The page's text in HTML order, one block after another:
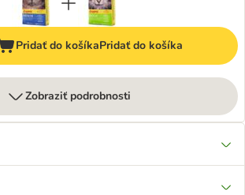
Pridať do košíkaPridať do košíka
Zobraziť podrobnosti